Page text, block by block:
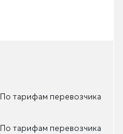
По тарифам перевозчика
По тарифам перевозчика